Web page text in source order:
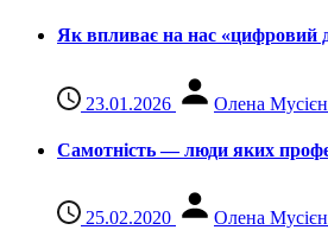
Як впливає на нас «цифровий
23.01.2026 Олена
Самотність — люди яких
25.02.2020 Олена